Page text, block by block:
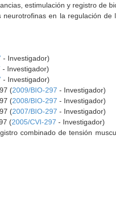
estimulación y registro de
en la regulación
- Investigador)
- Investigador)
- Investigador)
(2009/BIO-297 - Investigador)
(2008/BIO-297 - Investigador)
(2007/BIO-297 - Investigador)
(2005/CVI-297 - Investigador)
combinado de tensión